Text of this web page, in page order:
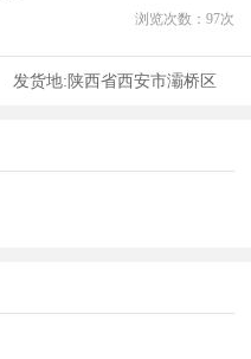
浏览次数： 97次
发货地:陕西省西安市灞桥区